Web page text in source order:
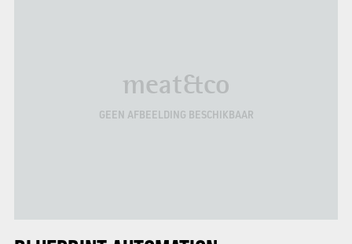
meat&co
GEEN AFBEELDING BESCHIKBAAR